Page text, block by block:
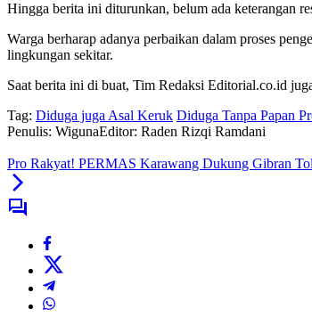
Hingga berita ini diturunkan, belum ada keterangan
Warga berharap adanya perbaikan dalam proses
lingkungan sekitar.
Saat berita ini di buat, Tim Redaksi Editorial.co.id
Tag: Diduga juga Asal Keruk Diduga Tanpa Papan
Penulis: WigunaEditor: Raden Rizqi Ramdani
Pro Rakyat! PERMAS Karawang Dukung Gibran